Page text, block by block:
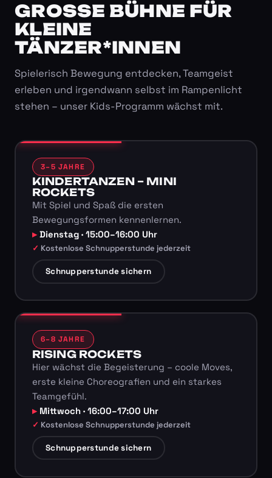
GROSSE BÜHNE FÜR K
LEINE T
ÄNZER*INNEN
Spielerisch Bewegung entdecken, Teamgeist
erleben und irgendwann selbst im Rampenlicht
stehen – unser Kids-Programm wächst mit.
3–5 JAHRE
KINDERTANZEN – MINI
ROCKETS
Mit Spiel und Spaß die ersten
Bewegungsformen kennenlernen.
Dienstag · 15:00–16:00 Uhr
Kostenlose Schnupperstunde jederzeit
Schnupperstunde sichern
6–8 JAHRE
RISING ROCKETS
Hier wächst die Begeisterung – coole Moves,
erste kleine Choreografien und ein starkes
Teamgefühl.
Mittwoch · 16:00–17:00 Uhr
Kostenlose Schnupperstunde jederzeit
Schnupperstunde sichern